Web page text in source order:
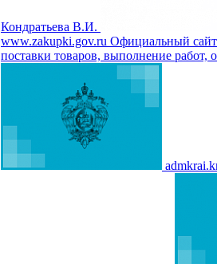
Кондратьева В.И.
www.zakupki.gov.ru Официальный сайт
поставки товаров, выполнение работ,